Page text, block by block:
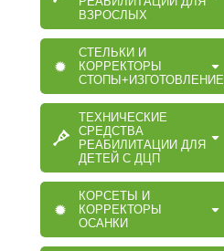
ВЗРОСЛЫХ
СТЕЛЬКИ И
КОРРЕКТОРЫ
СТОПЫ+ИЗГОТОВЛЕНИЕ
ТЕХНИЧЕСКИЕ
СРЕДСТВА
РЕАБИЛИТАЦИИ ДЛЯ
ДЕТЕЙ С ДЦП
КОРСЕТЫ И
КОРРЕКТОРЫ
ОСАНКИ